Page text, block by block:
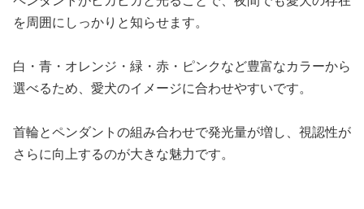
を周囲にしっかりと知らせます。
白・青・オレンジ・緑・赤・ピンクなど豊富なカラーから
選べるため、愛犬のイメージに合わせやすいです。
首輪とペンダントの組み合わせで発光量が増し、視認性が
さらに向上するのが大きな魅力です。